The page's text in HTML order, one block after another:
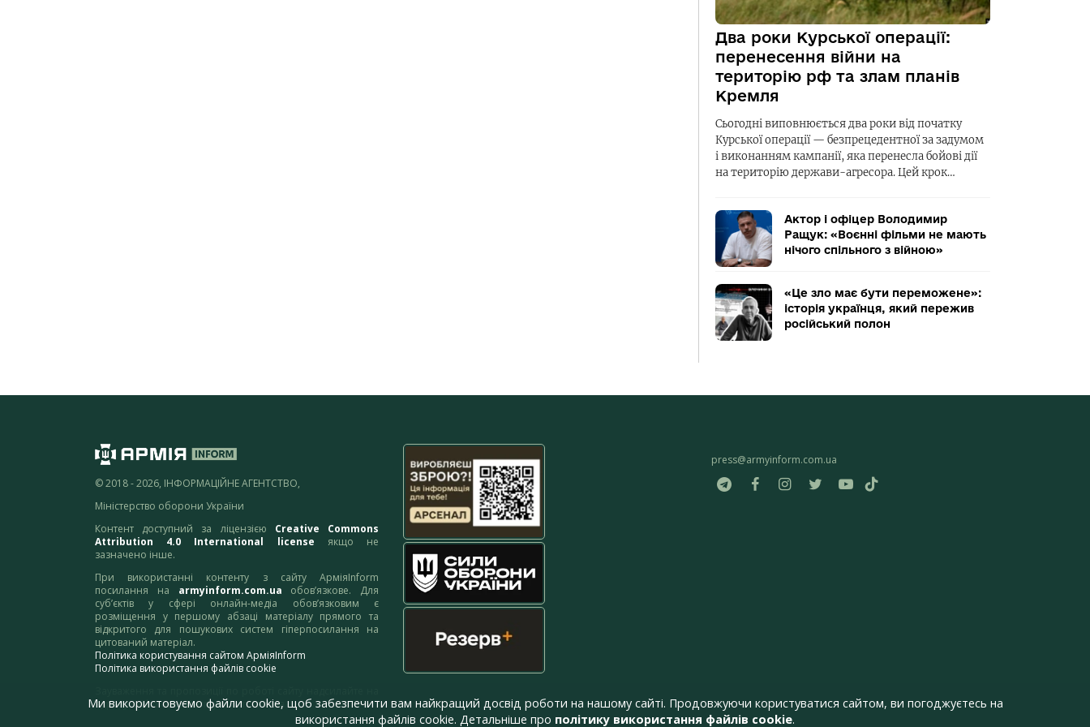
Два роки Курської операції:
перенесення війни на
територію рф та злам планів
Кремля
Сьогодні виповнюється два роки від початку
Курської операції — безпрецедентної за задумом
і виконанням кампанії, яка перенесла бойові дії
на територію держави-агресора. Цей крок…
Актор і офіцер Володимир
Ращук: «Воєнні фільми не мають
нічого спільного з війною»
«Це зло має бути переможене»:
історія українця, який пережив
російський полон
© 2018 - 2026, ІНФОРМАЦІЙНЕ АГЕНТСТВО,
Міністерство оборони України
Контент доступний за ліцензією Creative Commons
Attribution 4.0 International license якщо не
зазначено інше.
При використанні контенту з сайту АрміяInform
посилання на armyinform.com.ua обов’язкове. Для
суб’єктів у сфері онлайн-медіа обов’язковим є
розміщення у першому абзаці матеріалу прямого та
відкритого для пошукових систем гіперпосилання на
цитований матеріал.
Політика користування сайтом АрміяInform
Політика використання файлів cookie
адресу:webmaster@armyinform.com.ua
press@armyinform.com.ua
Ми використовуємо файли cookie, щоб забезпечити вам найкращий досвід роботи на нашому сайті. Продовжуючи користуватися сайтом, ви погоджуєтесь на
використання файлів cookie. Детальніше про політику використання файлів cookie.